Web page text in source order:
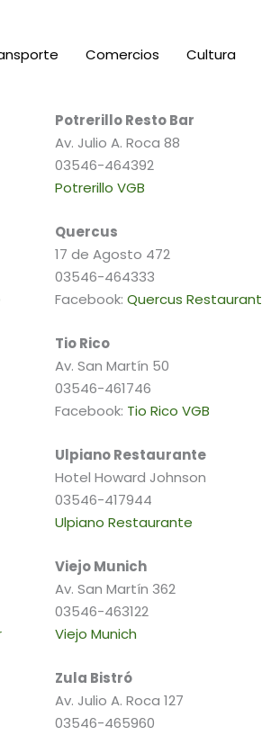
Comercios Cultura
Potrerillo Resto Bar
Av. Julio A. Roca 88
03546-464392
Potrerillo VGB
Quercus
17 de Agosto 472
03546-464333
Facebook: Quercus Restaurant
Tio Rico
Av. San Martín 50
03546-461746
Facebook: Tio Rico VGB
Ulpiano Restaurante
Hotel Howard Johnson
03546-417944
Ulpiano Restaurante
Viejo Munich
Av. San Martín 362
03546-463122
Viejo Munich
Zula Bistró
Av. Julio A. Roca 127
03546-465960